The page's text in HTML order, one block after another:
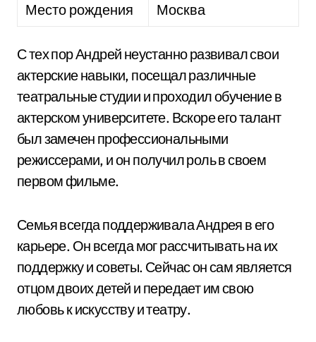
Место рождения
Москва
С тех пор Андрей неустанно развивал свои
актерские навыки, посещал различные
театральные студии и проходил обучение в
актерском университете. Вскоре его талант
был замечен профессиональными
режиссерами, и он получил роль в своем
первом фильме.
Семья всегда поддерживала Андрея в его
карьере. Он всегда мог рассчитывать на их
поддержку и советы. Сейчас он сам является
отцом двоих детей и передает им свою
любовь к искусству и театру.